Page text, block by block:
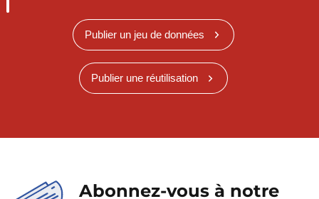
Publier un jeu de données
Publier une réutilisation
Abonnez-vous à notre